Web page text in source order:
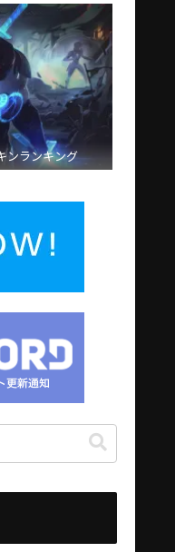
ンランキング